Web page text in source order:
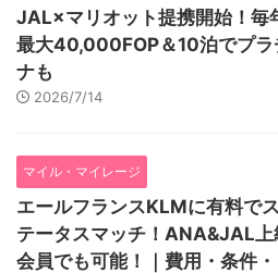
JAL×マリオット提携開始！毎
最大40,000FOP＆10泊でプラ
ナも
2026/7/14
マイル・マイレージ
エールフランスKLMに有料でス
テータスマッチ！ANA&JAL上
会員でも可能！｜費用・条件・